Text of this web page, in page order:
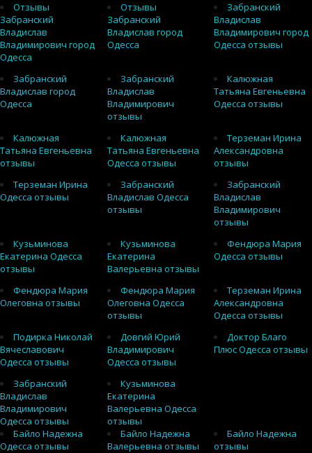
Отзывы
Забранский
Владислав
Владимирович город
Одесса
Отзывы
Забранский
Владислав город
Одесса
Забранский
Владислав
Владимирович город
Одесса отзывы
Забранский
Владислав город
Одесса
Забранский
Владислав
Владимирович
отзывы
Калюжная
Татьяна Евгеньевна
Одесса отзывы
Калюжная
Татьяна Евгеньевна
отзывы
Калюжная
Татьяна Евгеньевна
Одесса отзывы
Терземан Ирина
Александровна
отзывы
Терземан Ирина
Одесса отзывы
Забранский
Владислав Одесса
отзывы
Забранский
Владислав
Владимирович
отзывы
Кузьминова
Екатерина Одесса
отзывы
Кузьминова
Екатерина
Валерьевна отзывы
Фендюра Мария
Одесса отзывы
Фендюра Мария
Олеговна отзывы
Фендюра Мария
Олеговна Одесса
отзывы
Терземан Ирина
Александровна
Одесса отзывы
Подирка Николай
Вячеславович
Одесса отзывы
Довгий Юрий
Владимирович
Одесса отзывы
Доктор Благо
Плюс Одесса отзывы
Забранский
Владислав
Владимирович
Одесса отзывы
Кузьминова
Екатерина
Валерьевна Одесса
отзывы
Байло Надежна
Одесса отзывы
Байло Надежна
Валерьевна отзывы
Байло Надежна
отзывы